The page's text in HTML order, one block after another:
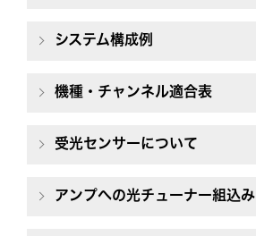
システム構成例
機種・チャンネル適合表
受光センサーについて
アンプへの光チューナー組込み